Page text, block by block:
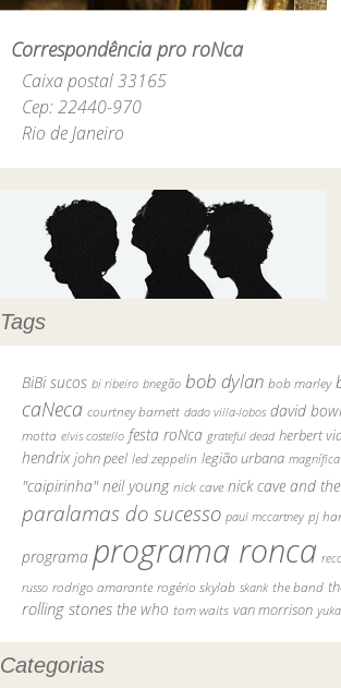
Correspondência pro roNca
Caixa postal 33165
Cep: 22440-970
Rio de Janeiro
Tags
BiBi sucos bi ribeiro bnegão bob dylan bob marley
caNeca courtney barnett dado villa-lobos david
motta elvis costello festa roNca grateful dead herbert
hendrix john peel led zeppelin legião urbana
"caipirinha" neil young nick cave nick cave and
paralamas do sucesso paul mccartney pj
programa programa ronca
russo rodrigo amarante rogério skylab skank the band
rolling stones the who tom waits van morrison yuka
Categorias